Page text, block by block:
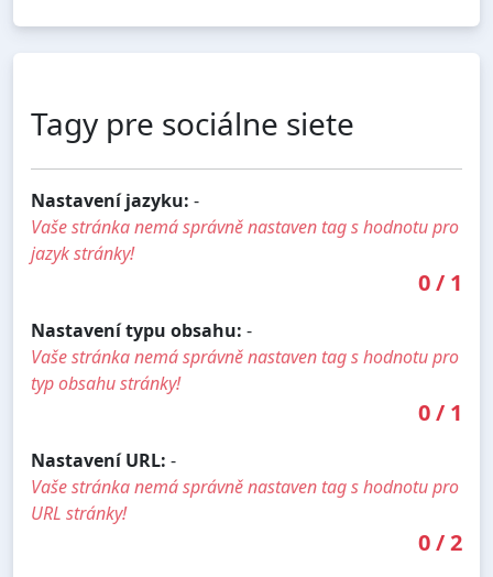
Tagy pre sociálne siete
Nastavení jazyku: -
Vaše stránka nemá správně nastaven tag s hodnotu pro
jazyk stránky!
0/ 1
Nastavení typu obsahu: -
Vaše stránka nemá správně nastaven tag s hodnotu pro
typ obsahu stránky!
0/ 1
Nastavení URL: -
Vaše stránka nemá správně nastaven tag s hodnotu pro
URL stránky!
0/2